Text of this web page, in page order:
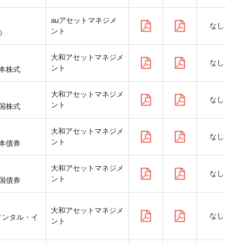
auアセットマネジメ
ント
なし
株式
大和アセットマネジメ
ント
なし
株式
大和アセットマネジメ
ント
なし
債券
大和アセットマネジメ
ント
なし
債券
大和アセットマネジメ
ント
なし
タル・イ
大和アセットマネジメ
ント
なし